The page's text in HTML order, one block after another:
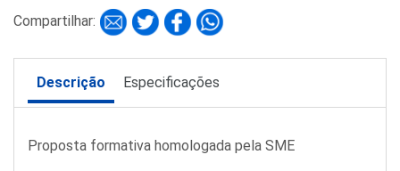
Compartilhar:
Descrição Especificações
Proposta formativa homologada pela SME